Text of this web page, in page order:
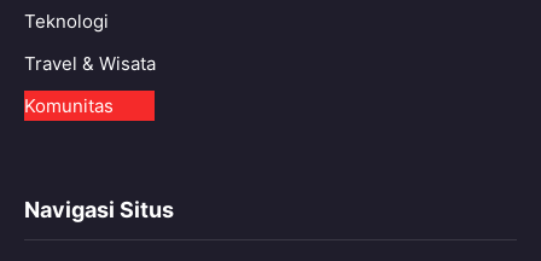
Teknologi
Travel & Wisata
Komunitas
Navigasi Situs